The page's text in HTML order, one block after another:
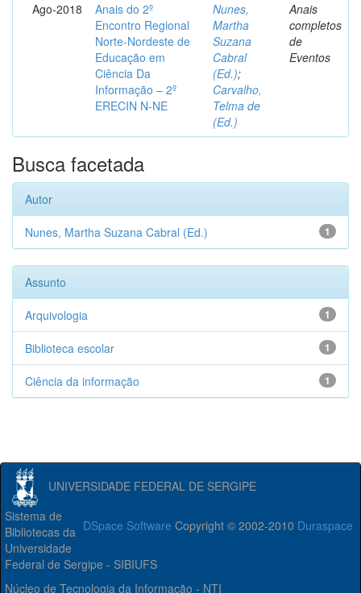
Ago-2018
Anais do 2º
Encontro Regional
Norte-Nordeste de
Educação em
Ciência Da
Informação – 2º
ERECIN N-NE
Nunes,
Martha
Suzana
Cabral
(Ed.);
Carvalho,
Telma de
(Ed.)
Anais
completos
de
Eventos
Busca facetada
Autor
1
Nunes, Martha Suzana Cabral (Ed.)
Assunto
1
Arquivologia
1
Biblioteca escolar
1
Ciência da informação
UNIVERSIDADE FEDERAL DE SERGIPE
DSpace Software Copyright © 2002-2010 Duraspace
Sistema de
Bibliotecas da
Universidade
Federal de Sergipe - SIBIUFS
Núcleo de Tecnologia da Informação - NTI